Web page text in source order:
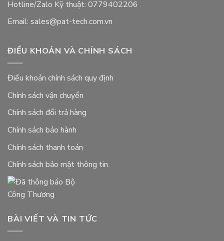
Hotline/Zalo Kỹ thuật: 0779402206
Email: sales@pat-tech.com.vn
ĐIỀU KHOẢN VÀ CHÍNH SÁCH
Điều khoản chính sách quy định
Chính sách vận chuyển
Chính sách đổi trả hàng
Chính sách bảo hành
Chính sách thanh toán
Chính sách bảo mật thông tin
BÀI VIẾT VÀ TIN TỨC